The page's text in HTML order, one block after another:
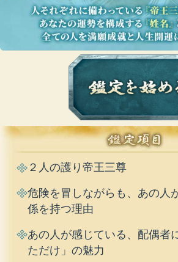
２人の護り帝王三尊
危険を冒しながらも、あの人
係を持つ理由
あの人が感じている、配偶者
ただけ」の魅力